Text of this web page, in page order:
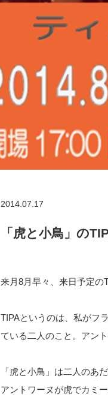
2014.07.17
「虎と小鳥」の
来月8月早々、来日予定の
TIPAというのは、私がフ
ている二人のこと。アン
「虎と小鳥」は二人のあだ
アントワーヌが虎でカミー